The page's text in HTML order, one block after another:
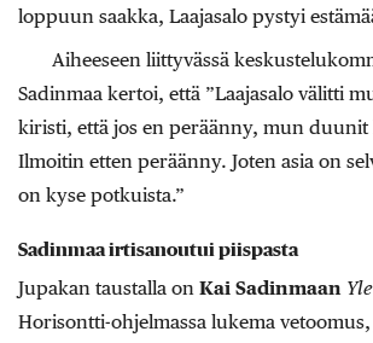
loppuun saakka, Laajasalo pystyi
Aiheeseen liittyvässä
Sadinmaa kertoi, että ”Laajasalo välitti
kiristi, että jos en peräänny, mun duunit
Ilmoitin etten peräänny. Joten asia on
on kyse potkuista.”
Sadinmaa irtisanoutui piispasta
Jupakan taustalla on Kai Sadinmaan
Horisontti-ohjelmassa lukema vetoomus,